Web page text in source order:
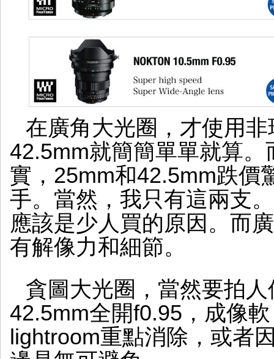
在廣角大光圈，才使用
42.5mm就簡簡單單就算
實，25mm和42.5mm跌價
手。當然，我只有這兩支
應該是少人買的原因。而
有解像力和細節。
貪圖大光圈，當然要拍
42.5mm全開f0.95，成像
lightroom重點消除，或者